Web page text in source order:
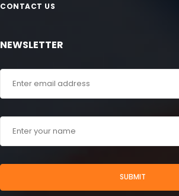
CONTACT US
NEWSLETTER
SUBMIT